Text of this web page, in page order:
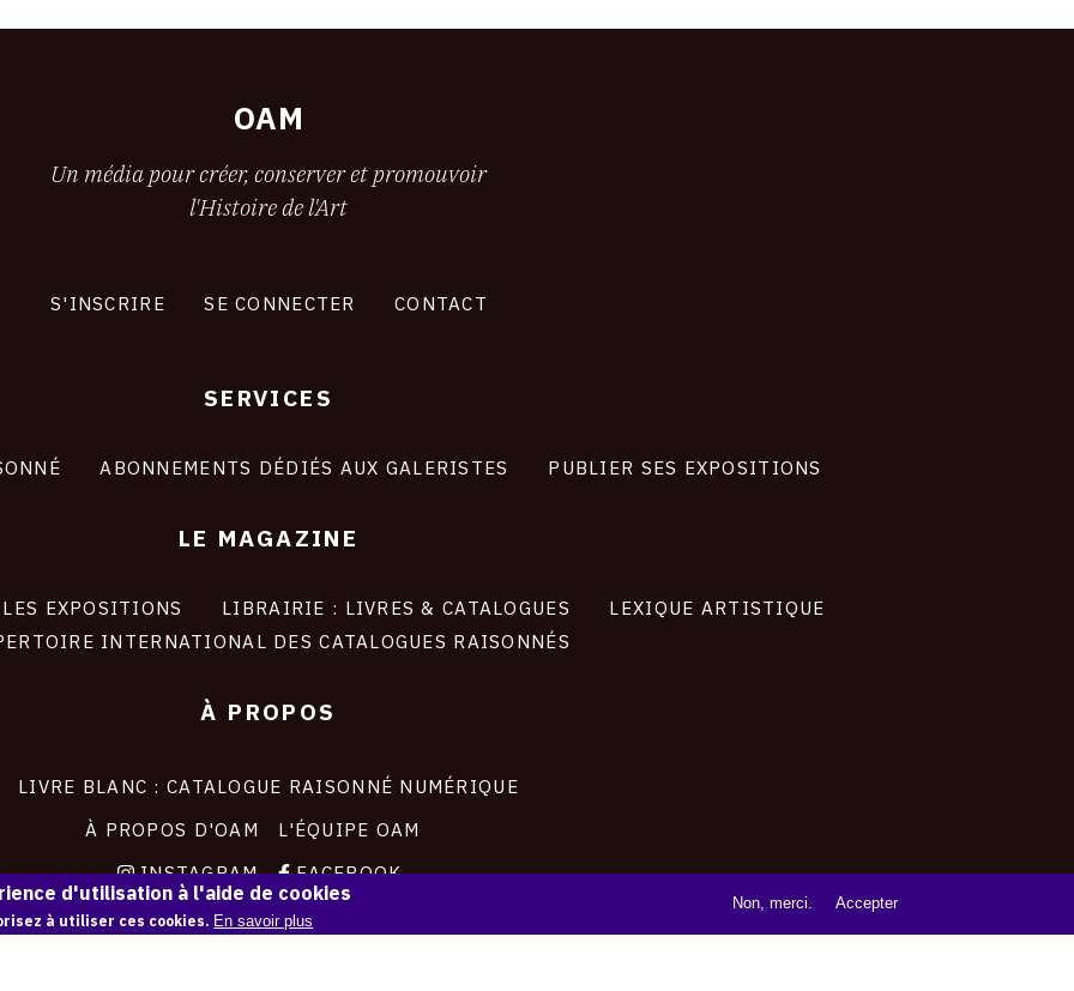
OAM
Un média pour créer, conserver et promouvoir
l'Histoire de l'Art
S'INSCRIRE SE CONNECTER CONTACT
SERVICES
ABONNEMENTS DÉDIÉS AUX GALERISTES PUBLIER SES EXPOSITIONS
LE MAGAZINE
LES EXPOSITIONS LIBRAIRIE : LIVRES & CATALOGUES
LEXIQUE ARTISTIQUE
INTERNATIONAL DES CATALOGUES RAISONNÉS
À PROPOS
LIVRE BLANC : CATALOGUE RAISONNÉ NUMÉRIQUE
À PROPOS D'OAM
L'ÉQUIPE OAM
INSTAGRAM
FACEBOOK
CGU
CGV
d'utilisation à l'aide de cookies
à utiliser ces cookies. En savoir plus
Non, merci. Accepter